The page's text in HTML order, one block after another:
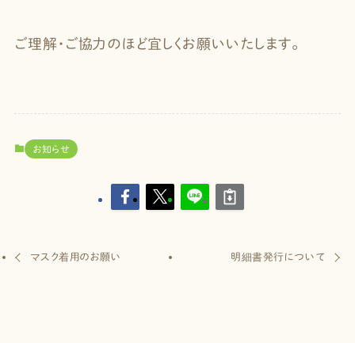
ご理解・ご協力のほど宜しくお願いいたします。
お知らせ
マスク着用のお願い 明細書発行について